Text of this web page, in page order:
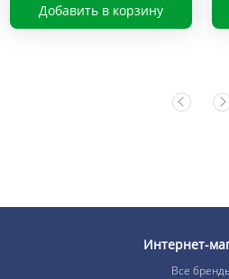
Добавить в корзину
Интернет-
Все